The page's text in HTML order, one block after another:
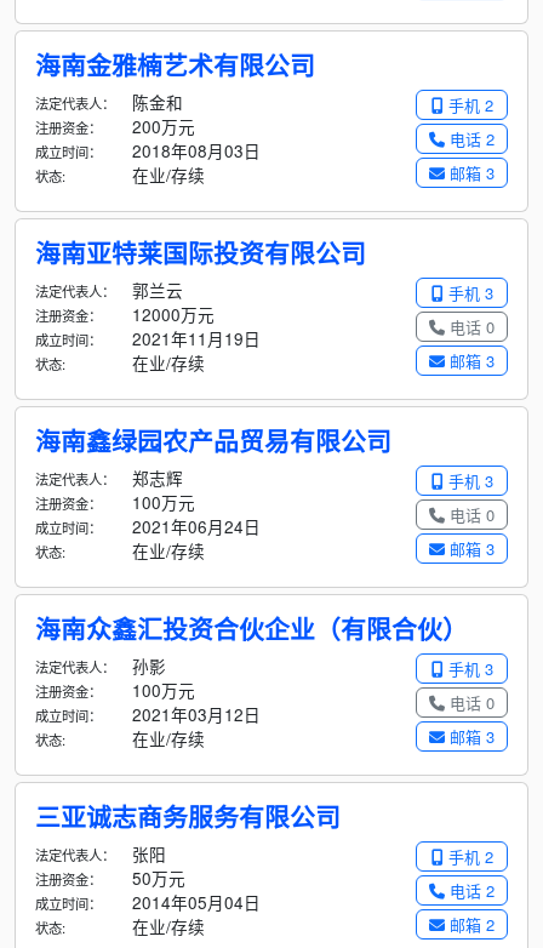
海南金雅楠艺术有限公司
手机 2
电话 2
邮箱 3
法定代表人： 陈金和
注册资金： 200万元
成立时间： 2018年08月03日
状态: 在业/存续
海南亚特莱国际投资有限公司
手机 3
电话 0
邮箱 3
法定代表人： 郭兰云
注册资金： 12000万元
成立时间： 2021年11月19日
状态: 在业/存续
海南鑫绿园农产品贸易有限公司
手机 3
电话 0
邮箱 3
法定代表人： 郑志辉
注册资金： 100万元
成立时间： 2021年06月24日
状态: 在业/存续
海南众鑫汇投资合伙企业（有限合伙）
手机 3
电话 0
邮箱 3
法定代表人： 孙影
注册资金： 100万元
成立时间： 2021年03月12日
状态: 在业/存续
三亚诚志商务服务有限公司
手机 2
电话 2
邮箱 2
法定代表人： 张阳
注册资金： 50万元
成立时间： 2014年05月04日
状态: 在业/存续